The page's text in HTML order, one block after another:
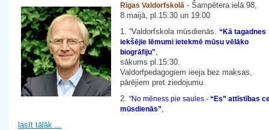
Rīgas Valdorfskolā - Šampētera ielā 98,
8.maijā, pl.15:30 un 19:00
1. “Valdorfskola mūsdienās. “Kā tagadnes
iekšējie lēmumi ietekmē mūsu vēlāko
biogrāfiju",
sākums pl.15:30.
Valdorfpedagogiem ieeja bez maksas,
pārējiem pret ziedojumu.
2. "No mēness pie saules - “Es” attīstības
mūsdienās”,
lasīt tālāk ...